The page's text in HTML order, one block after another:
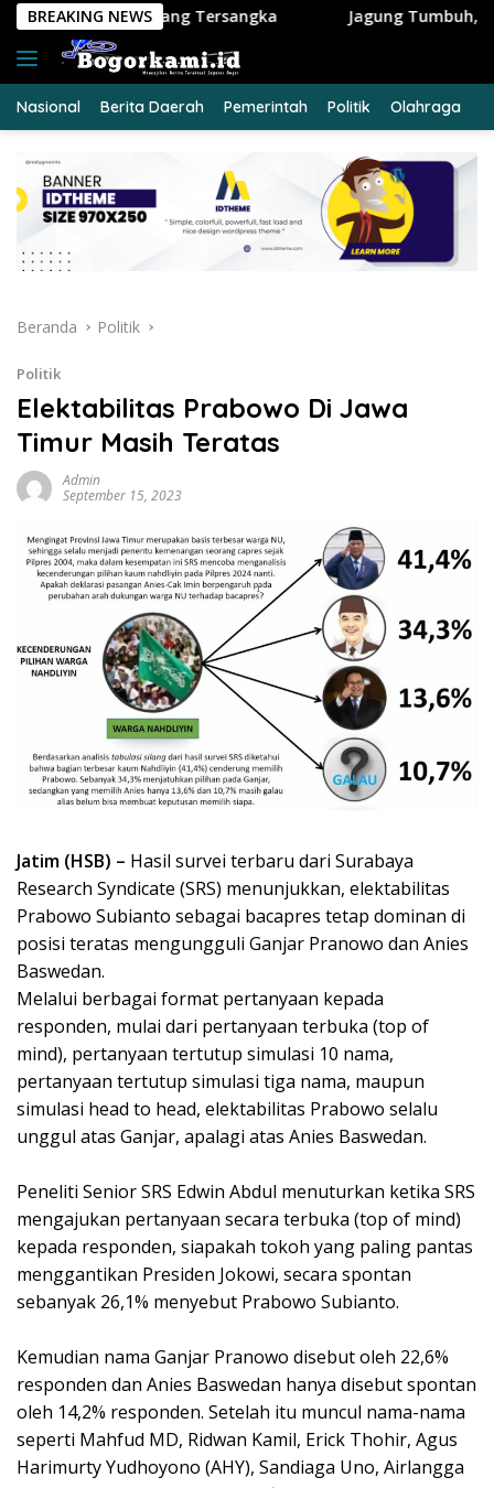
Langsung
konten
BREAKING NEWSJagung Tumbuh, Harapan Menguat: Polsek
Nasional Berita Daerah Pemerintah Politik Olahraga
Beranda Politik
Politik
Elektabilitas Prabowo Di Jawa
Timur Masih Teratas
Admin
September 15, 2023
Jatim (HSB) – Hasil survei terbaru dari Surabaya
Research Syndicate (SRS) menunjukkan, elektabilitas
Prabowo Subianto sebagai bacapres tetap dominan di
posisi teratas mengungguli Ganjar Pranowo dan Anies
Baswedan.
Melalui berbagai format pertanyaan kepada
responden, mulai dari pertanyaan terbuka (top of
mind), pertanyaan tertutup simulasi 10 nama,
pertanyaan tertutup simulasi tiga nama, maupun
simulasi head to head, elektabilitas Prabowo selalu
unggul atas Ganjar, apalagi atas Anies Baswedan.
Peneliti Senior SRS Edwin Abdul menuturkan ketika SRS
mengajukan pertanyaan secara terbuka (top of mind)
kepada responden, siapakah tokoh yang paling pantas
menggantikan Presiden Jokowi, secara spontan
sebanyak 26,1% menyebut Prabowo Subianto.
Kemudian nama Ganjar Pranowo disebut oleh 22,6%
responden dan Anies Baswedan hanya disebut spontan
oleh 14,2% responden. Setelah itu muncul nama-nama
seperti Mahfud MD, Ridwan Kamil, Erick Thohir, Agus
Harimurty Yudhoyono (AHY), Sandiaga Uno, Airlangga